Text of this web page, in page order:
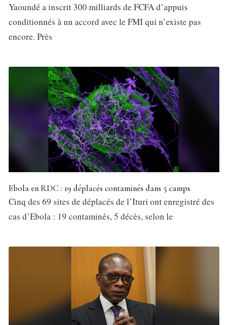
Yaoundé a inscrit 300 milliards de FCFA d’appuis
conditionnés à un accord avec le FMI qui n’existe pas
encore. Près
Ebola en RDC : 19 déplacés contaminés dans 5 camps
Cinq des 69 sites de déplacés de l’Ituri ont enregistré des
cas d’Ebola : 19 contaminés, 5 décès, selon le